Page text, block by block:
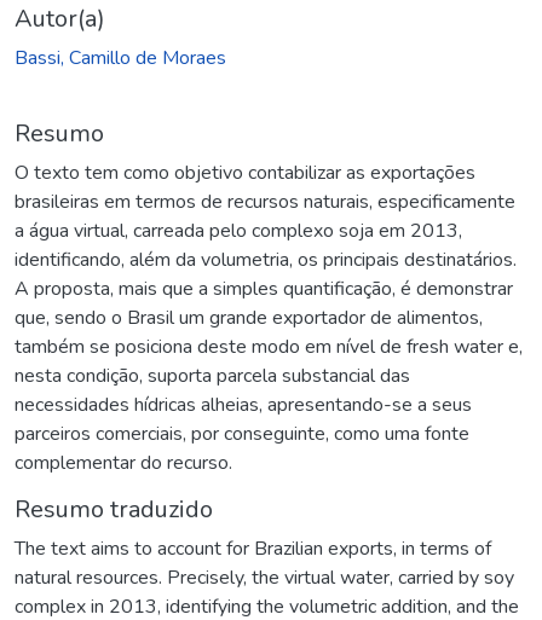
Autor(a)
Bassi, Camillo de Moraes
Resumo
O texto tem como objetivo contabilizar as exportações
brasileiras em termos de recursos naturais, especificamente
a água virtual, carreada pelo complexo soja em 2013,
identificando, além da volumetria, os principais destinatários.
A proposta, mais que a simples quantificação, é demonstrar
que, sendo o Brasil um grande exportador de alimentos,
também se posiciona deste modo em nível de fresh water e,
nesta condição, suporta parcela substancial das
necessidades hídricas alheias, apresentando-se a seus
parceiros comerciais, por conseguinte, como uma fonte
complementar do recurso.
Resumo traduzido
The text aims to account for Brazilian exports, in terms of
natural resources. Precisely, the virtual water, carried by soy
complex in 2013, identifying the volumetric addition, and the